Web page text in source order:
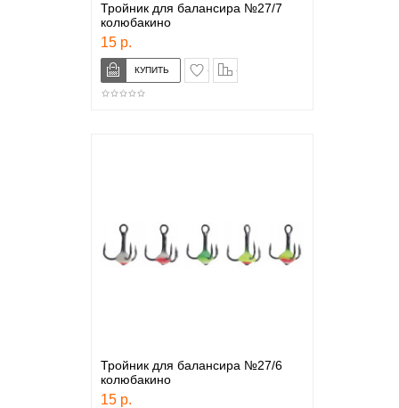
Тройник для балансира №27/7
колюбакино
15 р.
в закладки
Тройник для балансира №27/6
колюбакино
15 р.